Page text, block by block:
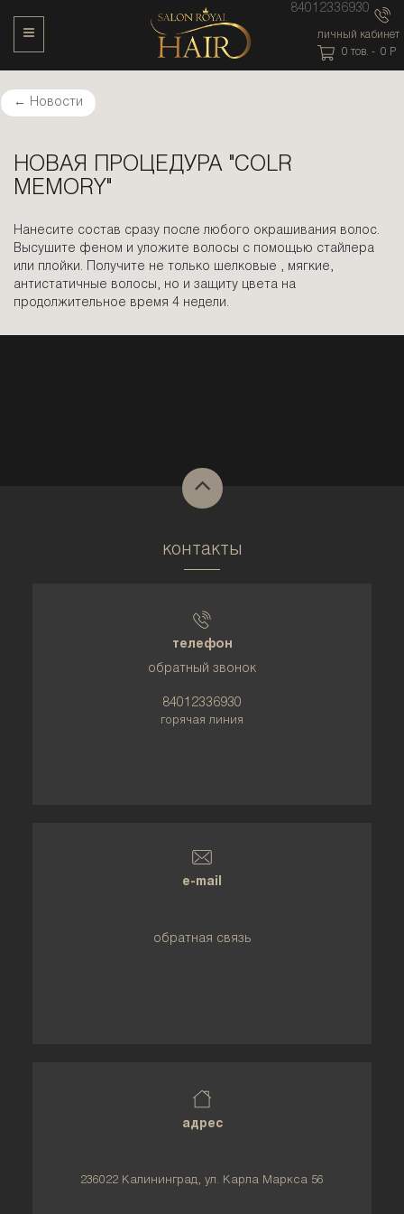
84012336930
личный кабинет
0 тов. - 0 P
Toggle Navigation
← Новости
НОВАЯ ПРОЦЕДУРА "COLR
MEMORY"
Нанесите состав сразу после любого окрашивания волос.
Высушите феном и уложите волосы с помощью стайлера
или плойки. Получите не только шелковые , мягкие,
антистатичные волосы, но и защиту цвета на
продолжительное время 4 недели.
контакты
телефон
обратный звонок
84012336930
горячая линия
e-mail
обратная связь
адрес
236022 Калининград, ул. Карла Маркса 56